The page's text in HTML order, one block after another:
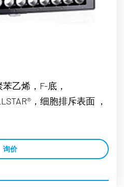
乙烯，F-底，
，细胞排斥表面 ，
询价